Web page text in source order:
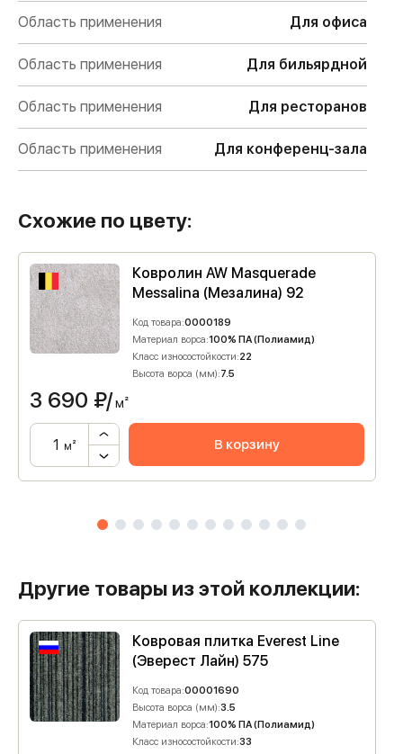
Область применения Для офиса
Область применения Для бильярдной
Область применения Для ресторанов
Область применения Для конференц-зала
Схожие по цвету:
Ковролин AW Masquerade
Messalina (Мезалина) 92
Код товара:0000189
Материал ворса:100% ПА (Полиамид)
Класс износостойкости:22
Высота ворса (мм):7.5
3 690 ₽/м²
м² В корзину
Другие товары из этой коллекции:
Ковровая плитка Everest Line
(Эверест Лайн) 575
Код товара:00001690
Высота ворса (мм):3.5
Материал ворса:100% ПА (Полиамид)
Класс износостойкости:33